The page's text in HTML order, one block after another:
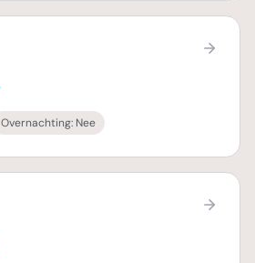
Overnachting: Nee